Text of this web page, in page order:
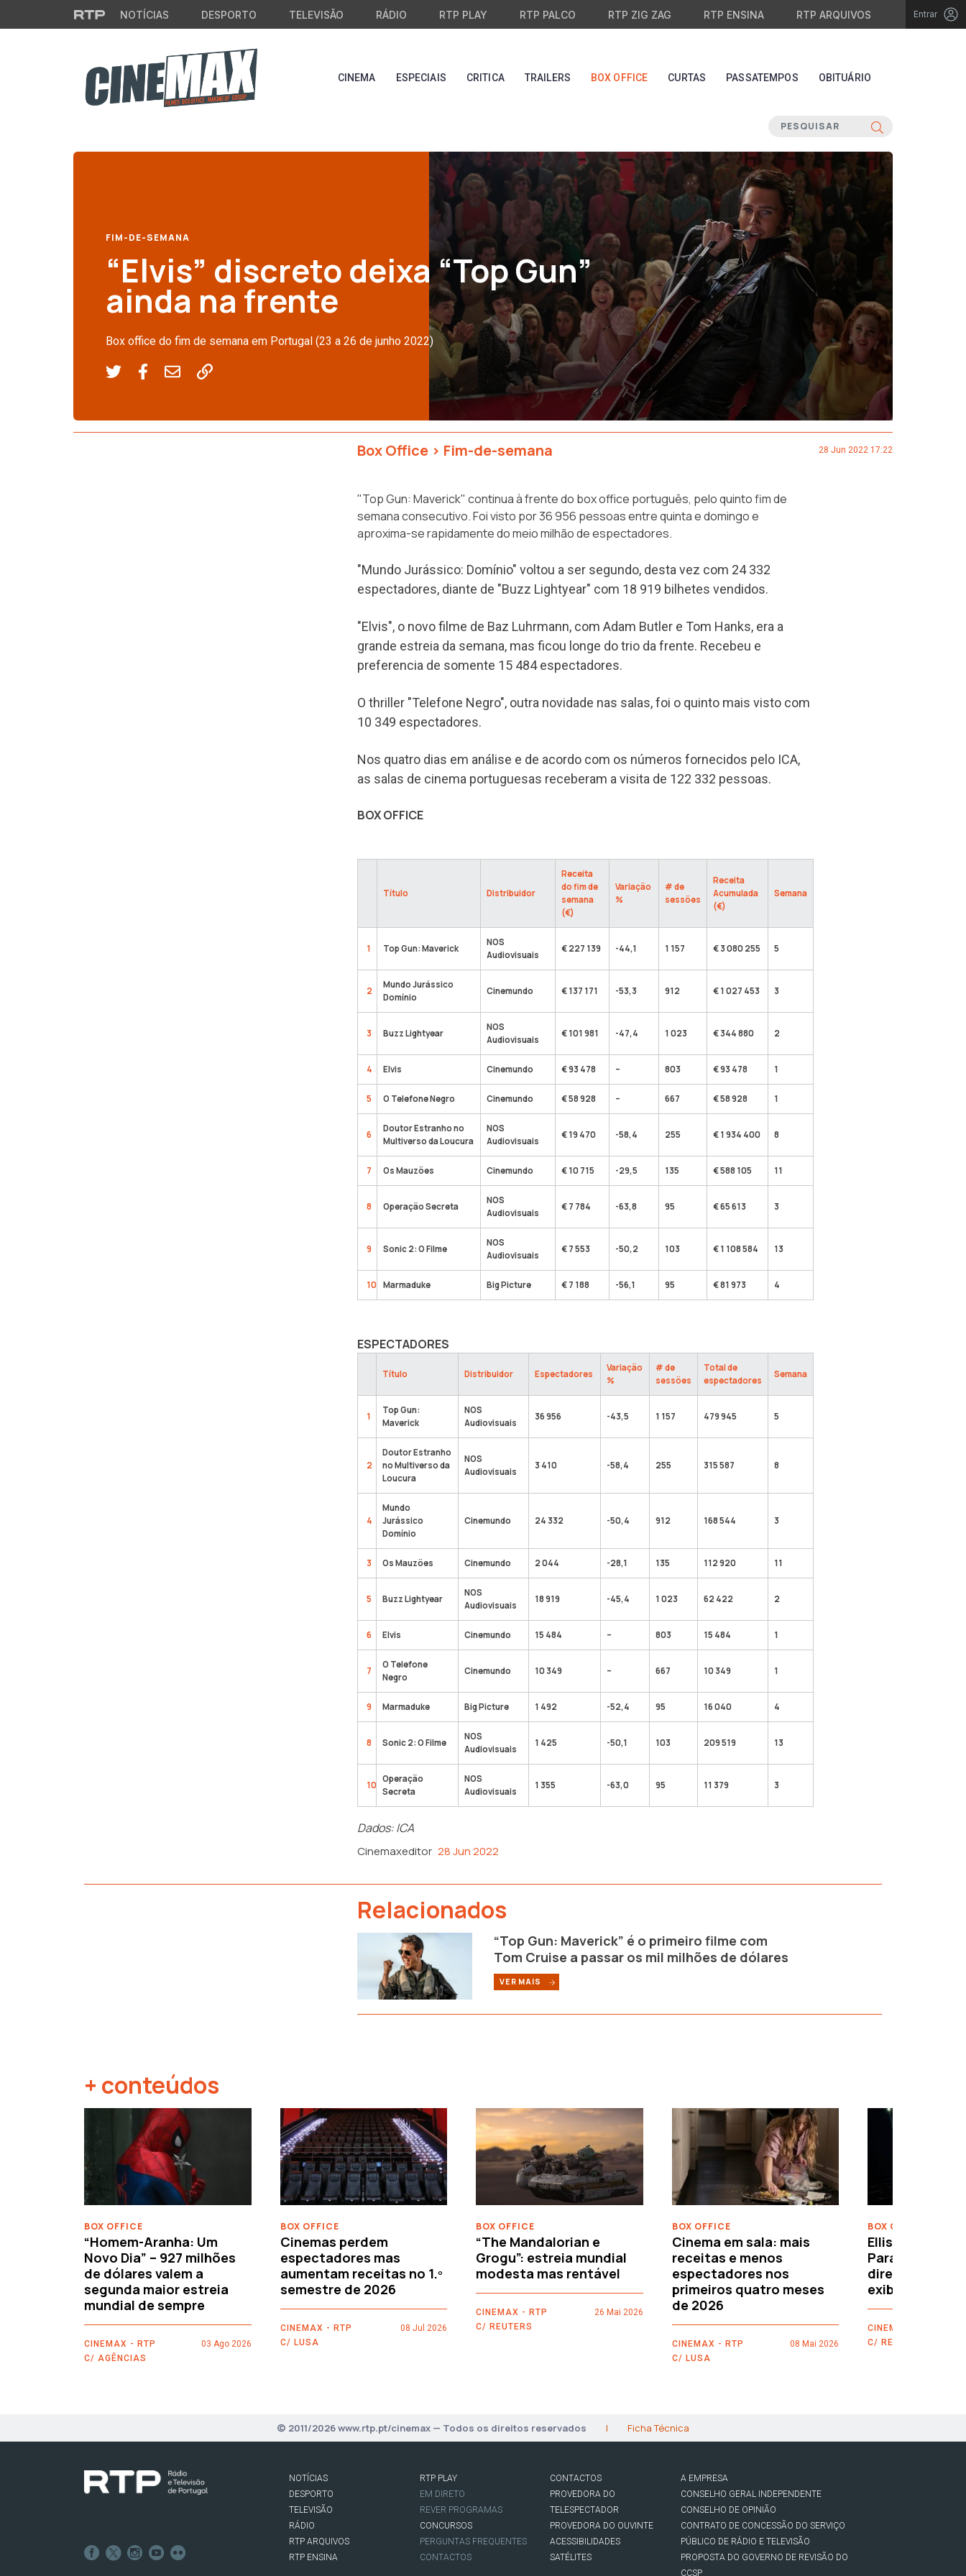
Saltar para o conteúdo principal
NOTÍCIAS DESPORTO TELEVISÃO RÁDIO RTP PLAY RTP PALCO RTP ZIG ZAG RTP ENSINA RTP ARQUIVOS Entrar
CINEMA ESPECIAIS CRITICA TRAILERS BOX OFFICE CURTAS PASSATEMPOS OBITUÁRIO
FIM-DE-SEMANA
“Elvis” discreto deixa “Top Gun”
ainda na frente
Box office do fim de semana em Portugal (23 a 26 de junho 2022)
Box Office > Fim-de-semana 28 Jun 2022 17:22
"Top Gun: Maverick" continua à frente do box office português, pelo quinto fim de
semana consecutivo. Foi visto por 36 956 pessoas entre quinta e domingo e
aproxima-se rapidamente do meio milhão de espectadores.
"Mundo Jurássico: Domínio" voltou a ser segundo, desta vez com 24 332
espectadores, diante de "Buzz Lightyear" com 18 919 bilhetes vendidos.
"Elvis", o novo filme de Baz Luhrmann, com Adam Butler e Tom Hanks, era a
grande estreia da semana, mas ficou longe do trio da frente. Recebeu e
preferencia de somente 15 484 espectadores.
O thriller "Telefone Negro", outra novidade nas salas, foi o quinto mais visto com
10 349 espectadores.
Nos quatro dias em análise e de acordo com os números fornecidos pelo ICA,
as salas de cinema portuguesas receberam a visita de 122 332 pessoas.
BOX OFFICE
Título Distribuidor
Receita
do fim de
semana
(€)
Variação
%
# de
sessões
Receita
Acumulada
(€)
Semana
1 Top Gun: Maverick
NOS
Audiovisuais
€ 227 139 -44,1 1 157 € 3 080 255 5
2
Mundo Jurássico
Domínio
Cinemundo € 137 171 -53,3 912 € 1 027 453 3
3 Buzz Lightyear
NOS
Audiovisuais
€ 101 981 -47,4 1 023 € 344 880 2
4 Elvis Cinemundo € 93 478 – 803 € 93 478 1
5 O Telefone Negro Cinemundo € 58 928 – 667 € 58 928 1
6
Doutor Estranho no
Multiverso da Loucura
NOS
Audiovisuais
€ 19 470 -58,4 255 € 1 934 400 8
7 Os Mauzões Cinemundo € 10 715 -29,5 135 € 588 105 11
8 Operação Secreta
NOS
Audiovisuais
€ 7 784 -63,8 95 € 65 613 3
9 Sonic 2: O Filme
NOS
Audiovisuais
€ 7 553 -50,2 103 € 1 108 584 13
10 Marmaduke Big Picture € 7 188 -56,1 95 € 81 973 4
ESPECTADORES
Título Distribuidor Espectadores
Variação
%
# de
sessões
Total de
espectadores
Semana
1
Top Gun:
Maverick
NOS
Audiovisuais
36 956 -43,5 1 157 479 945 5
2
Doutor Estranho
no Multiverso da
Loucura
NOS
Audiovisuais
3 410 -58,4 255 315 587 8
4
Mundo
Jurássico
Domínio
Cinemundo 24 332 -50,4 912 168 544 3
3 Os Mauzões Cinemundo 2 044 -28,1 135 112 920 11
5 Buzz Lightyear
NOS
Audiovisuais
18 919 -45,4 1 023 62 422 2
6 Elvis Cinemundo 15 484 – 803 15 484 1
7
O Telefone
Negro
Cinemundo 10 349 – 667 10 349 1
9 Marmaduke Big Picture 1 492 -52,4 95 16 040 4
8 Sonic 2: O Filme
NOS
Audiovisuais
1 425 -50,1 103 209 519 13
10
Operação
Secreta
NOS
Audiovisuais
1 355 -63,0 95 11 379 3
Dados: ICA
Cinemaxeditor 28 Jun 2022
Relacionados
“Top Gun: Maverick” é o primeiro filme com
Tom Cruise a passar os mil milhões de dólares
VER MAIS
+ conteúdos
BOX OFFICE
“Homem-Aranha: Um
Novo Dia” – 927 milhões
de dólares valem a
segunda maior estreia
mundial de sempre
CINEMAX - RTP
C/ AGÊNCIAS
03 Ago 2026
BOX OFFICE
Cinemas perdem
espectadores mas
aumentam receitas no 1.º
semestre de 2026
CINEMAX - RTP
C/ LUSA
08 Jul 2026
BOX OFFICE
“The Mandalorian e
Grogu”: estreia mundial
modesta mas rentável
CINEMAX - RTP
C/ REUTERS
26 Mai 2026
BOX OFFICE
Cinema em sala: mais
receitas e menos
espectadores nos
primeiros quatro meses
de 2026
CINEMAX - RTP
C/ LUSA
08 Mai 2026
BOX OFFICE
Ellison leva o
directamente
exibidores
CINEMAX - RTP
C/ REUTERS
© 2011/2026 www.rtp.pt/cinemax — Todos os direitos reservados | Ficha Técnica
NOTÍCIAS
DESPORTO
TELEVISÃO
RÁDIO
RTP ARQUIVOS
RTP ENSINA
RTP PLAY
EM DIRETO
REVER PROGRAMAS
CONCURSOS
PERGUNTAS FREQUENTES
CONTACTOS
CONTACTOS
PROVEDORA DO
TELESPECTADOR
PROVEDORA DO OUVINTE
ACESSIBILIDADES
SATÉLITES
A EMPRESA
CONSELHO GERAL INDEPENDENTE
CONSELHO DE OPINIÃO
CONTRATO DE CONCESSÃO DO SERVIÇO
PÚBLICO DE RÁDIO E TELEVISÃO
PROPOSTA DO GOVERNO DE REVISÃO DO
CCSP